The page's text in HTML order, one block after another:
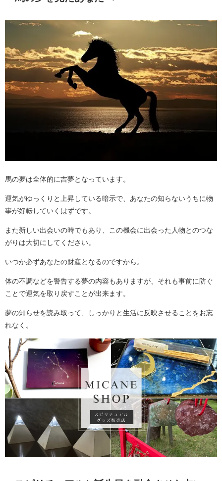
馬の夢は全体的に吉夢となっています。
運気がゆっくりと上昇している暗示で、あなたの知らないうちに物
事が好転していくはずです。
また新しい出会いの時でもあり、この機会に出会った人物とのつな
がりは大切にしてください。
いつか必ずあなたの財産となるのですから。
体の不調などを警告する夢の内容もありますが、それも事前に防ぐ
ことで運気を取り戻すことが出来ます。
夢の知らせを読み取って、しっかりと生活に反映させることをお忘
れなく。